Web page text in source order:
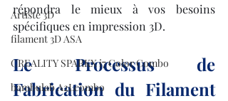
Artiste 3D
filament 3D ASA
CREALITY SPARKX i7 Color Combo
bambulab A2Lcombo
répondra le mieux à vos besoins
spécifiques en impression 3D.
Le Processus de
Fabrication du Filament